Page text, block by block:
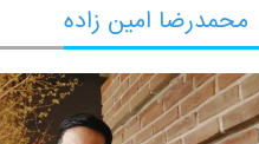
محمدرضا امین زاده